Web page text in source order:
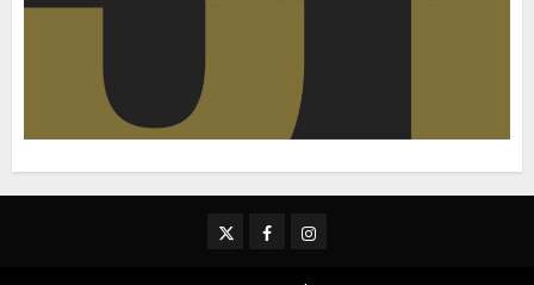
TwitterFacebookInstagram